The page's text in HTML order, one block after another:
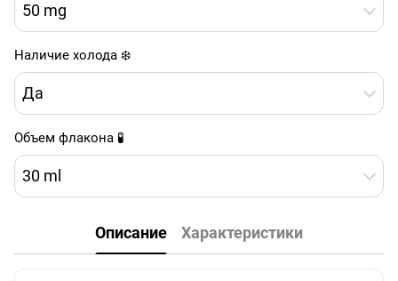
50 mg
Наличие холода ❄️
Да
Объем флакона 🧪
30 ml
Описание Характеристики